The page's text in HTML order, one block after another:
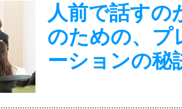
人前で話すの
のための、プ
ーションの秘